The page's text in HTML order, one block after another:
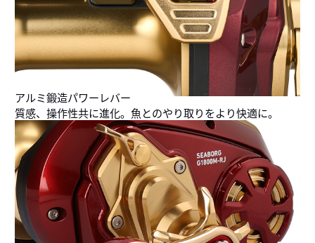
アルミ鍛造パワーレバー
質感、操作性共に進化。魚とのやり取りをより快適に。